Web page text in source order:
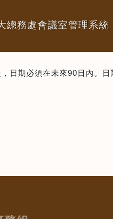
總務處會議室管理系統
，日期必須在未來90日內。